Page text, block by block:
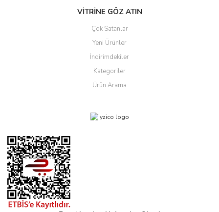
VİTRİNE GÖZ ATIN
Çok Satanlar
Yeni Ürünler
İndirimdekiler
Kategoriler
Ürün Arama